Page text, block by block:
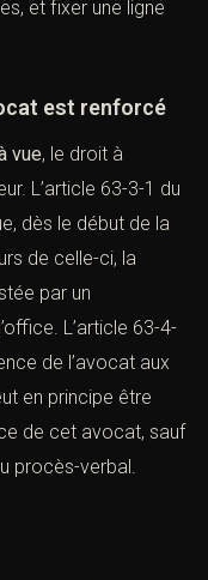
pour
seulement utile
et fixer une ligne
est renforcé
vue, le droit à
L’article 63-3-1
dès le début
cours de celle-ci,
par un
de l’avocat